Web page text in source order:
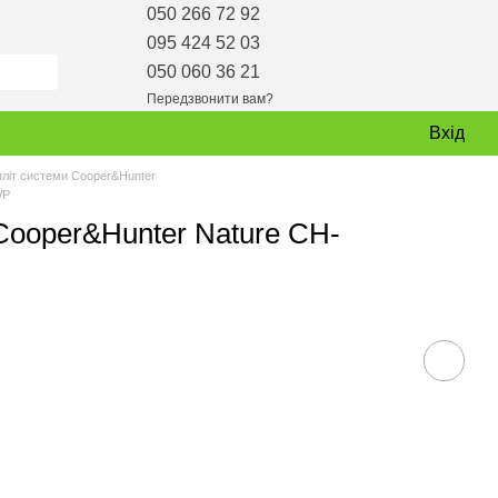
050 266 72 92
095 424 52 03
050 060 36 21
Передзвонити вам?
Вхід
системи Cooper&Hunter
Nature CH-